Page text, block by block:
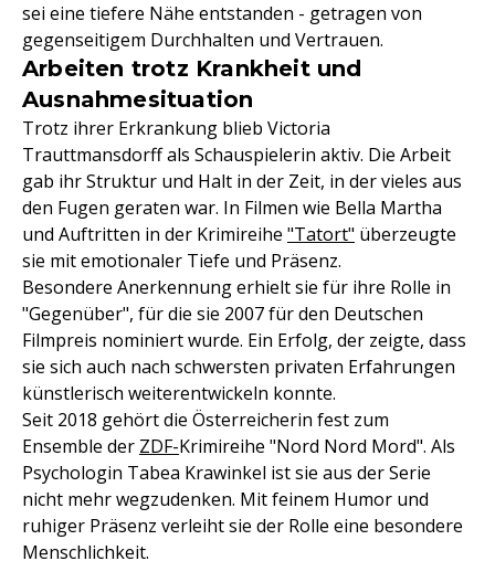
sei eine tiefere Nähe entstanden - getragen von
gegenseitigem Durchhalten und Vertrauen.
Arbeiten trotz Krankheit und
Ausnahmesituation
Trotz ihrer Erkrankung blieb Victoria
Trauttmansdorff als Schauspielerin aktiv. Die Arbeit
gab ihr Struktur und Halt in der Zeit, in der vieles aus
den Fugen geraten war. In Filmen wie Bella Martha
und Auftritten in der Krimireihe "Tatort" überzeugte
sie mit emotionaler Tiefe und Präsenz.
Besondere Anerkennung erhielt sie für ihre Rolle in
"Gegenüber", für die sie 2007 für den Deutschen
Filmpreis nominiert wurde. Ein Erfolg, der zeigte, dass
sie sich auch nach schwersten privaten Erfahrungen
künstlerisch weiterentwickeln konnte.
Seit 2018 gehört die Österreicherin fest zum
Ensemble der ZDF-Krimireihe "Nord Nord Mord". Als
Psychologin Tabea Krawinkel ist sie aus der Serie
nicht mehr wegzudenken. Mit feinem Humor und
ruhiger Präsenz verleiht sie der Rolle eine besondere
Menschlichkeit.